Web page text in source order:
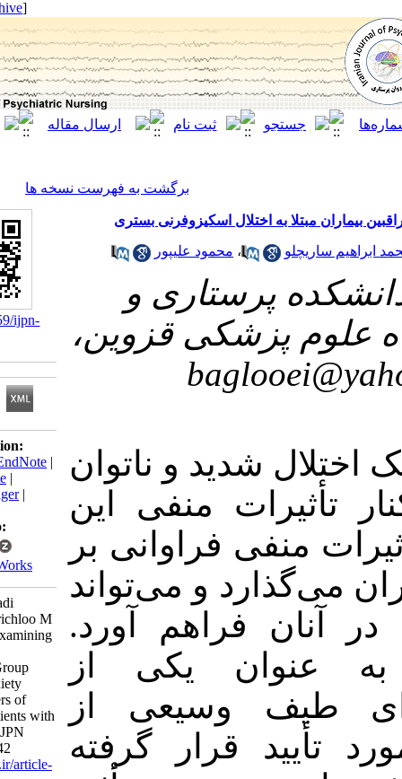
[ English ]
برگشت به فهرست نسخه ها
به اختلال اسکیزوفرنی بستری
، محمود علیپور
پرستاری و
پزشکی قزوین،
شدید و ناتوان
منفی این
فراوانی بر
و می‌تواند
فراهم آورد.
یکی از
وسیعی از
قرار گرفته
05055
Download citation:
BibTeX | RIS | EndNote
|
Medlars
ProCite|
Reference Manager
Send citation to:
Zotero
RefWorks
Shaheri K, Moradi
Baglooei M, Sarichloo M
E, Alipour M. Examining
Metacognitive Group
Therapy on Anxiety
among Caregivers of
Hospitalized Patients with
Schizophrenia. IJPN
2017; 5 (5) :34-42
URL:http://ijpn.ir/article-